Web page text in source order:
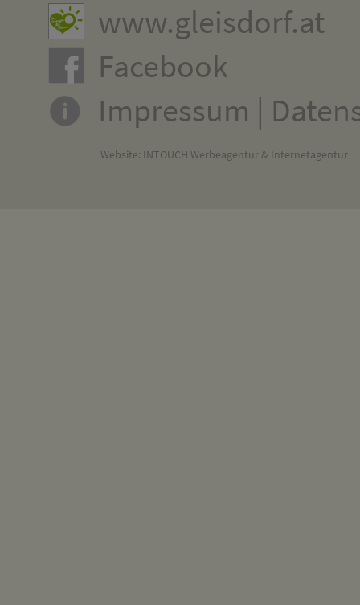
www.gleisdorf.at
Facebook
Impressum |
Website: INTOUCH Werbeagentur & Internetagentur